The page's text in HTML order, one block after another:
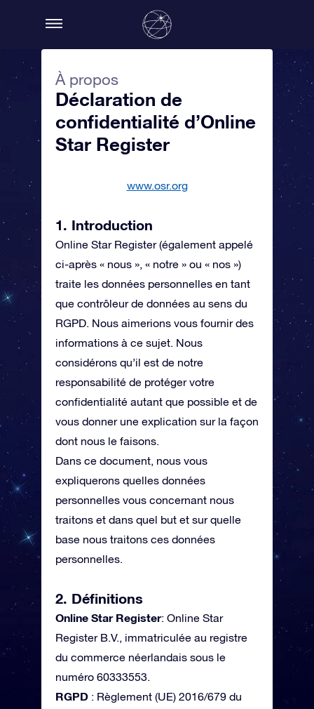
À propos
Déclaration de
confidentialité d’Online
Star Register
www.osr.org
1. Introduction
Online Star Register (également appelé
ci-après « nous », « notre » ou « nos »)
traite les données personnelles en tant
que contrôleur de données au sens du
RGPD. Nous aimerions vous fournir des
informations à ce sujet. Nous
considérons qu’il est de notre
responsabilité de protéger votre
confidentialité autant que possible et de
vous donner une explication sur la façon
dont nous le faisons.
Dans ce document, nous vous
expliquerons quelles données
personnelles vous concernant nous
traitons et dans quel but et sur quelle
base nous traitons ces données
personnelles.
2. Définitions
Online Star Register: Online Star
Register B.V., immatriculée au registre
du commerce néerlandais sous le
numéro 60333553.
RGPD : Règlement (UE) 2016/679 du